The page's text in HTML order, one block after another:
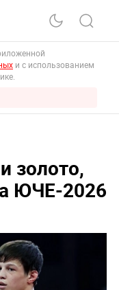
и с использованием
золото,
ЮЧЕ-2026